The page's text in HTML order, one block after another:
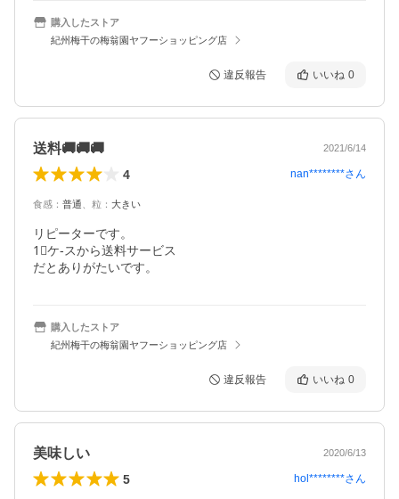
購入したストア
紀州梅干の梅翁園ヤフーショッピング店
違反報告 いいね 0
送料🚚🚚🚚 2021/6/14
4 nan********さん
食感 ： 普通 粒 ： 大きい
リピーターです。
1⃣ケ-スから送料サービス
だとありがたいです。
購入したストア
紀州梅干の梅翁園ヤフーショッピング店
違反報告 いいね 0
美味しい 2020/6/13
5 hol********さん